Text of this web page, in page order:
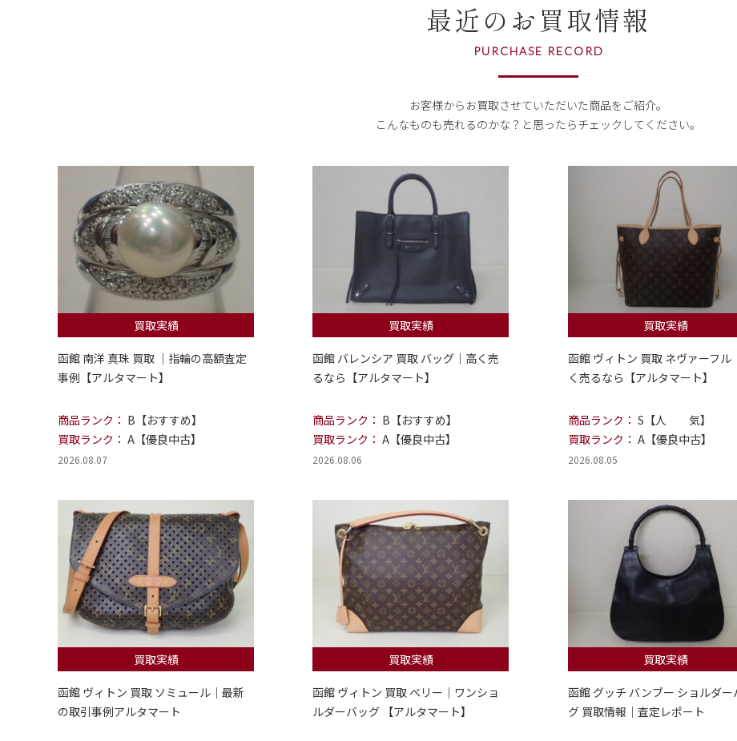
最近のお買取情報
PURCHASE RECORD
お客様からお買取させていただいた商品をご紹介。
こんなものも売れるのかな？ と思ったらチェックしてください。
買取実績
函館 南洋 真珠 買取 ｜指輪の高額査定
事例【アルタマート】
商品ランク： B【おすすめ】
買取ランク： A【優良中古】
2026.08.07
買取実績
函館 バレンシア 買取 バッグ｜高く売
るなら【アルタマート】
商品ランク： B【おすすめ】
買取ランク： A【優良中古】
2026.08.06
買取実績
函館 ヴィトン 買取 ネヴァーフル
く売るなら【アルタマート】
商品ランク： S【人 気】
買取ランク： A【優良中古】
2026.08.05
買取実績
函館 ヴィトン 買取 ソミュール｜最新
の取引事例アルタマート
買取実績
函館 ヴィトン 買取 ベリー｜ワンショ
ルダーバッグ 【アルタマート】
買取実績
函館 グッチ バンブー ショルダー
グ 買取情報｜査定レポート